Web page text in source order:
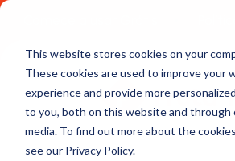
This website stores cookies on your
These cookies are used to improve your
experience and provide more
to you, both on this website and through
media. To find out more about the
see our Privacy Policy.